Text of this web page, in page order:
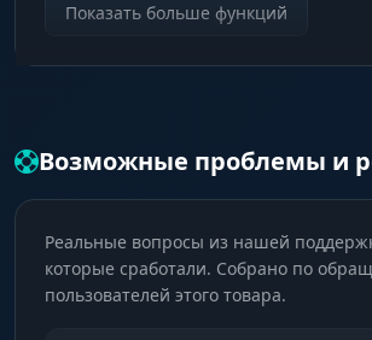
Контроль. Мощная система
Триггер. Автовыстрел с
(Delay). Срабатывает мгновенно,
наводится на врага. Идеально для
Показать больше функций
Возможные проблемы и
Реальные вопросы из нашей
которые сработали. Собрано по
пользователей этого товара.